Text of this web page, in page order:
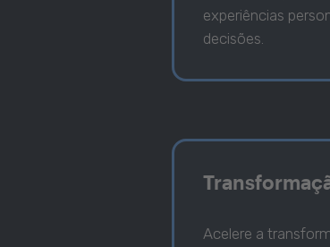
experiências
decisões.
Acelere a